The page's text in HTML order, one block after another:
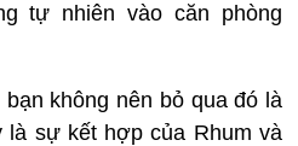
tự nhiên vào căn phòng
không nên bỏ qua đó là
là sự kết hợp của Rhum và